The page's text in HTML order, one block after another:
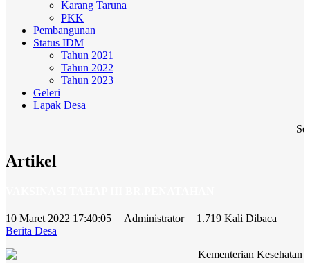
Karang Taruna
PKK
Pembangunan
Status IDM
Tahun 2021
Tahun 2022
Tahun 2023
Geleri
Lapak Desa
Artikel
10 Maret 2022 17:40:05 Administrator
1.719 Kali Dibaca
Berita Desa
Kementerian Kesehatan